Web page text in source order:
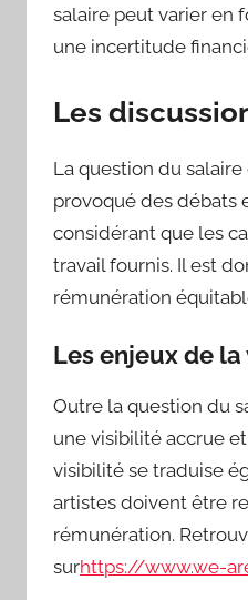
salaire peut varier en
une incertitude
Les
La question du
provoqué des débats
considérant que les
travail fournis. Il est
rémunération
Les enjeux de
Outre la question du
une visibilité accrue
visibilité se traduise
artistes doivent être
rémunération.
surhttps://www.we-